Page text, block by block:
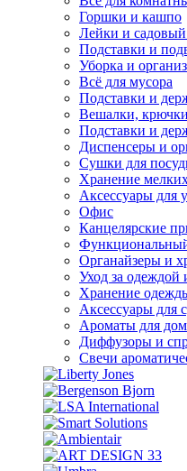
Горшки и кашпо
Лейки и
Подставки и
Уборка и
Всё для мусора
Подставки и
Вешалки,
Подставки и
Диспенсеры и
Сушки для
Хранение
Аксессуары для
Офис
Канцелярские
Органайзеры и
Уход за одеждой
Хранение
Аксессуары для
Ароматы для
Диффузоры и
Свечи